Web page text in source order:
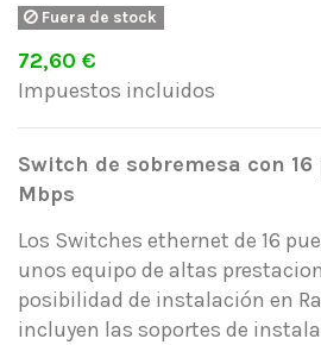
Fuera de stock
72,60 €
Impuestos incluidos
Switch de sobremesa con
Mbps
Los Switches ethernet de 16
unos equipo de altas
posibilidad de instalación en
incluyen las soportes de